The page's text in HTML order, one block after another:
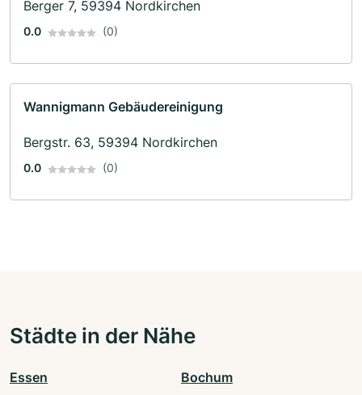
Berger 7, 59394 Nordkirchen
0.0 (0)
Wannigmann Gebäudereinigung
Bergstr. 63, 59394 Nordkirchen
0.0 (0)
Städte in der Nähe
Essen Bochum